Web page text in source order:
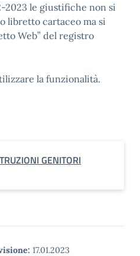
2023 le giustifiche non si
libretto cartaceo ma si
Web” del registro
la funzionalità.
GENITORI
17.01.2023